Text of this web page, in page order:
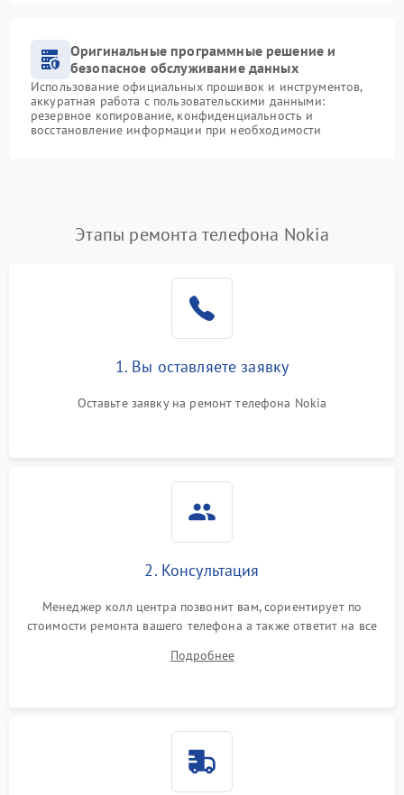
Оригинальные программные решение и
безопасное обслуживание данных
Использование официальных прошивок и инструментов,
аккуратная работа с пользовательскими данными:
резервное копирование, конфиденциальность и
восстановление информации при необходимости
Этапы ремонта телефона Nokia
1. Вы оставляете заявку
Оставьте заявку на ремонт телефона Nokia
2. Консультация
Менеджер колл центра позвонит вам, сориентирует по
стоимости ремонта вашего телефона а также ответит на все
Подробнее